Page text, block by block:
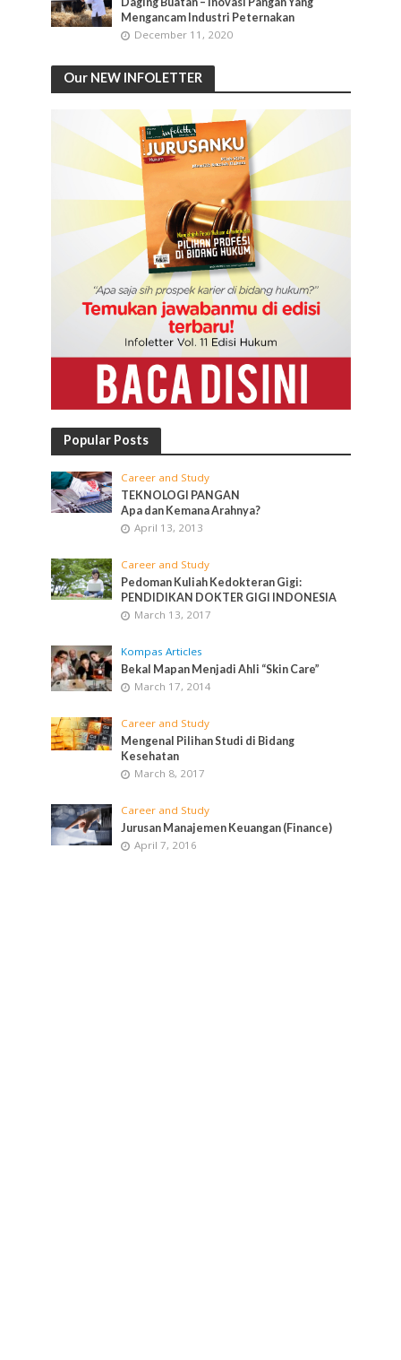
Mengancam Industri Peternakan
December 11, 2020
Our NEW INFOLETTER
Popular Posts
Career and Study
TEKNOLOGI PANGAN
Apa dan Kemana Arahnya?
April 13, 2013
Career and Study
Pedoman Kuliah Kedokteran Gigi:
PENDIDIKAN DOKTER GIGI INDONESIA
March 13, 2017
Kompas Articles
Bekal Mapan Menjadi Ahli “Skin Care”
March 17, 2014
Career and Study
Mengenal Pilihan Studi di Bidang
Kesehatan
March 8, 2017
Career and Study
Jurusan Manajemen Keuangan (Finance)
April 7, 2016